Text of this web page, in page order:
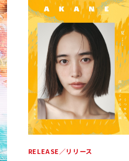
RELEASE／リリース